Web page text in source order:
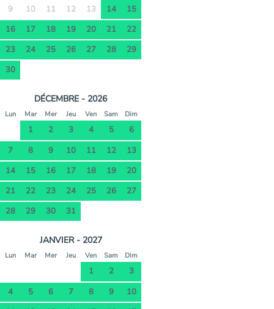
9
10 11 12 13 14
15
16
17 18 19 20 21
22
23
24 25 26 27 28
29
30
DÉCEMBRE - 2026
Lun Mar Mer Jeu Ven Sam Dim
1 2 3 4 5
6
7
8 9 10 11 12
13
14
15 16 17 18 19
20
21
22 23 24 25 26
27
28
29 30 31
JANVIER - 2027
Lun Mar Mer Jeu Ven Sam Dim
1 2
3
4
5 6 7 8 9
10